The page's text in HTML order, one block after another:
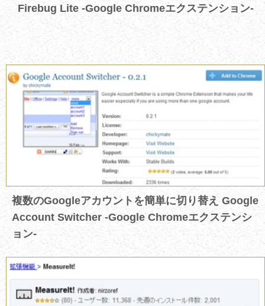
Firebug Lite -Google Chromeエクステンション-
複数のGoogleアカウントを簡単に切り替え Google
Account Switcher -Google Chromeエクステンシ
ョン-